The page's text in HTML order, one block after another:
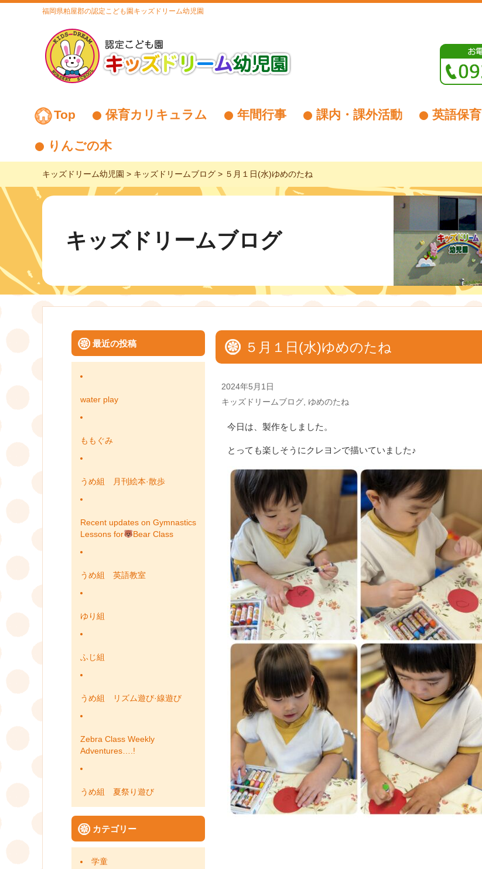
福岡県粕屋郡の認定こども園キッズドリーム幼児園
Top 保育カリキュラム 年間行事 課内・課外活動 英語保育
りんごの木
キッズドリーム幼児園 > キッズドリームブログ > ５月１日(水)ゆめのたね
キッズドリームブログ
最近の投稿
water play
ももぐみ
うめ組 月刊絵本·散歩
Recent updates on Gymnastics
Lessons for
Bear Class
うめ組 英語教室
ゆり組
ふじ組
うめ組 リズム遊び·線遊び
Zebra Class Weekly
Adventures….!
うめ組 夏祭り遊び
カテゴリー
学童
５月１日(水)ゆめのたね
Posted
on
2024年5月1日
Categories
キッズドリームブログ, ゆめのたね
今日は、製作をしました。
とっても楽しそうにクレヨンで描いていました♪